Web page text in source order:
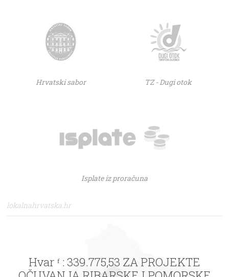
Hrvatski sabor TZ - Dugi otok
Isplate iz proračuna
lokalnahrvatska.hr
Hvar ᶠ : 339.775,53 ZA PROJEKTE